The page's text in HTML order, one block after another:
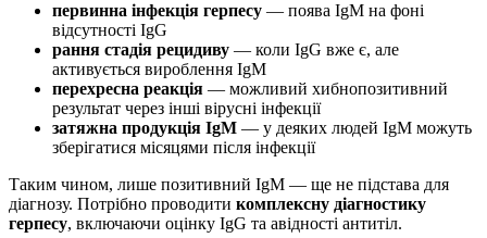
первинна інфекція герпесу — поява IgM на фоні
відсутності IgG
рання стадія рецидиву — коли IgG вже є, але
активується вироблення IgM
перехресна реакція — можливий хибнопозитивний
результат через інші вірусні інфекції
затяжна продукція IgM — у деяких людей IgM можуть
зберігатися місяцями після інфекції
Таким чином, лише позитивний IgM — ще не підстава для
діагнозу. Потрібно проводити комплексну діагностику
герпесу, включаючи оцінку IgG та авідності антитіл.